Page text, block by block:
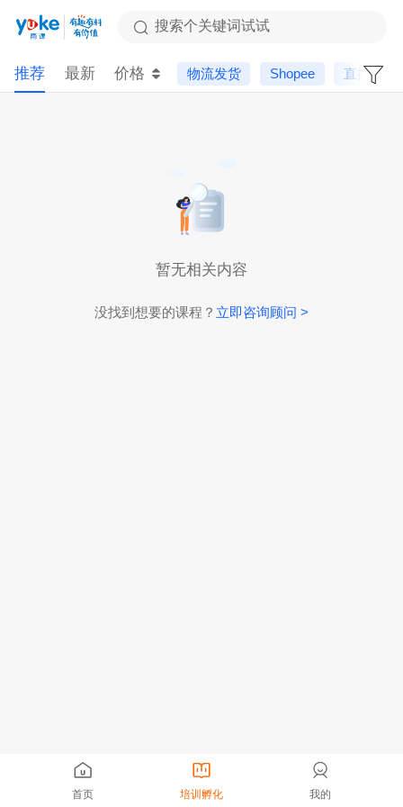
搜索个关键词试试
推荐 最新 价格 物流发货 Shopee 直播课
暂无相关内容
没找到想要的课程？ 立即咨询顾问 >
首页 培训孵化 我的